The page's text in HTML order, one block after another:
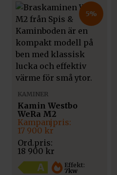
5%
Effekt:
7kw
KAMINER
Kamin Westbo
WeRa M2
18 900 kr
Det
ursprungliga
priset
var:
18
900 kr.
17 900 kr
Det
nuvarande
priset
är:
17
900 kr.